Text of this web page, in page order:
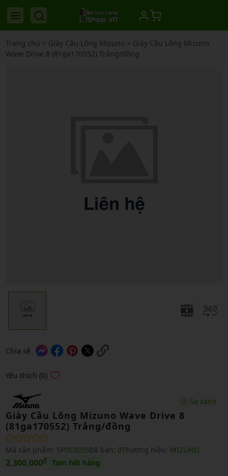
Trang chủ > Giày Cầu Lông Mizuno > Giày Cầu Lông Mizuno
Wave Drive 8 (81ga170552) Trắng/đồng
Chia sẻ
Yêu thích (0)
So sánh
Giày Cầu Lông Mizuno Wave Drive 8
(81ga170552) Trắng/đồng
Mã sản phẩm: SP003055Đã bán: 0Thương hiệu: MIZUNO
2,300,000₫ Tạm hết hàng